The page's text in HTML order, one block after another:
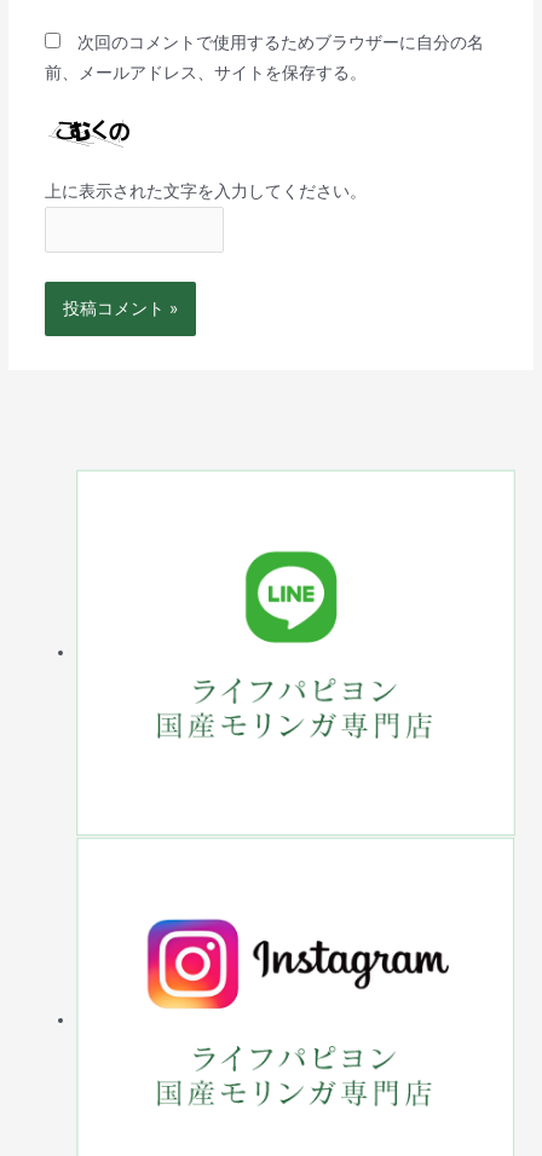
次回のコメントで使用するためブラウザーに自分の名
前、メールアドレス、サイトを保存する。
上に表示された文字を入力してください。